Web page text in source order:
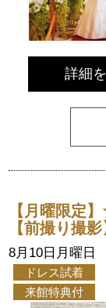
詳細
【月曜限定
【前撮り撮影
8月10日月曜日
ドレス試着
来館特典付